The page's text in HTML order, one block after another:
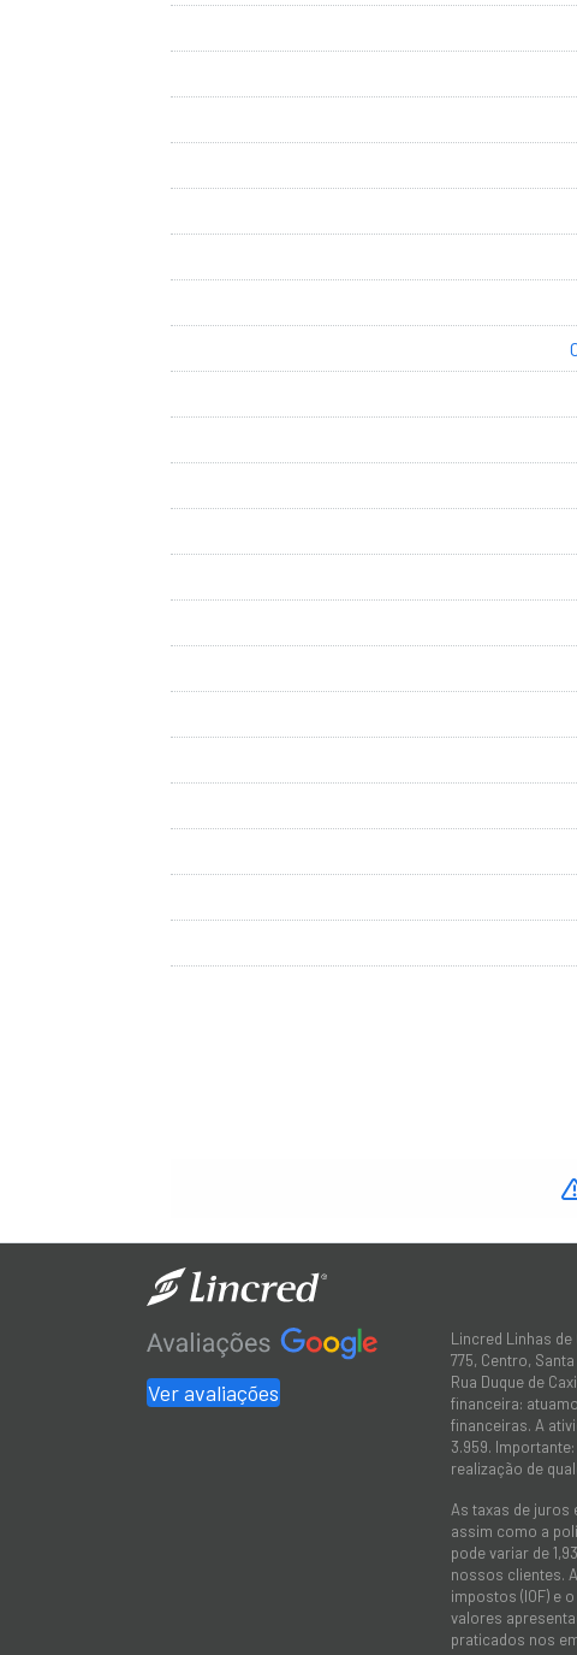
Ver avaliações
Lincred Linhas
775, Centro,
Rua Duque de
financeira:
financeiras. A
3.959.
realização de
As taxas de juros
assim como a
pode variar de
nossos clientes.
impostos (IOF) e
valores
praticados nos